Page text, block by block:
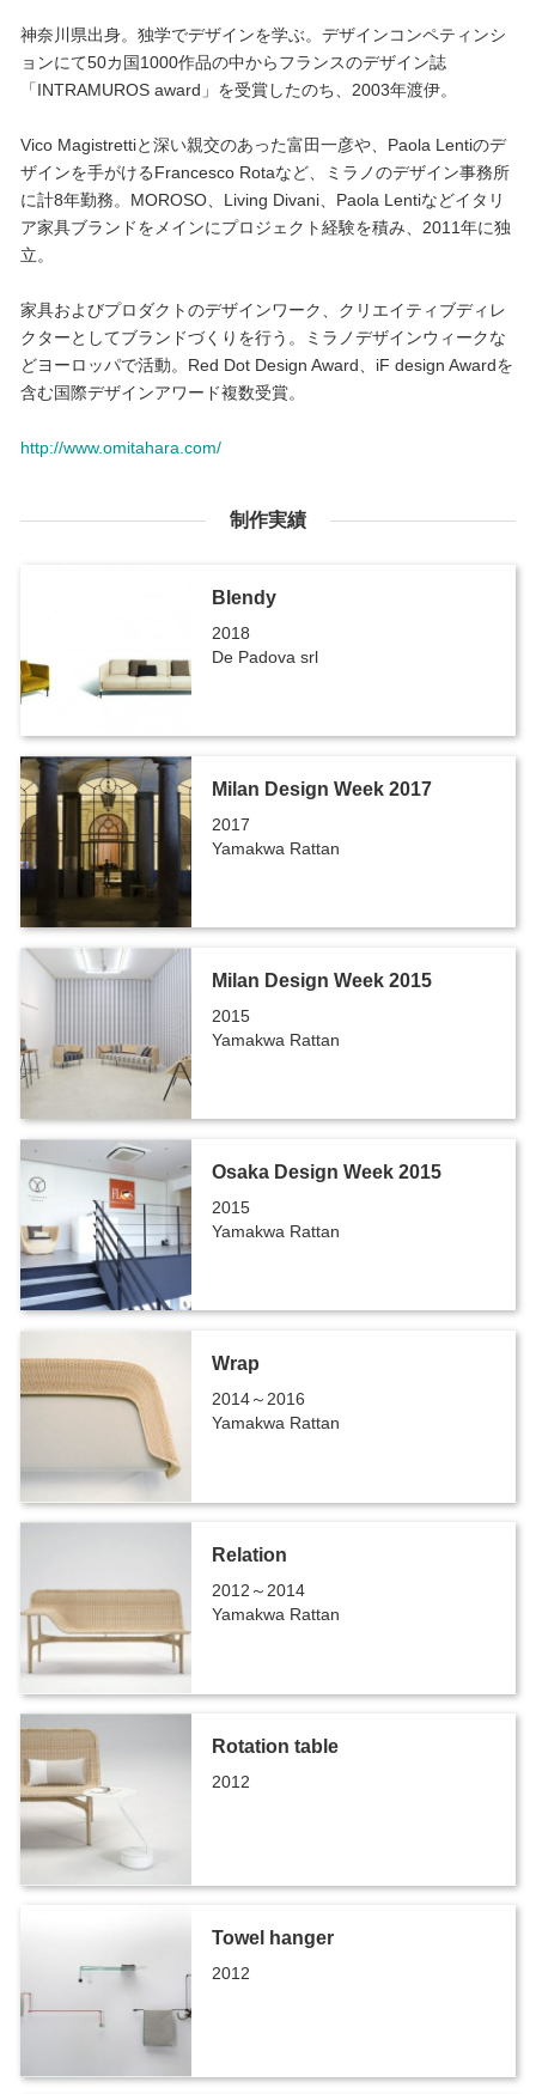
神奈川県出身。独学でデザインを学ぶ。デザインコンペティンシ
ョンにて50カ国1000作品の中からフランスのデザイン誌
「INTRAMUROS award」を受賞したのち、2003年渡伊。
Vico Magistrettiと深い親交のあった富田一彦や、Paola Lentiのデ
ザインを手がけるFrancesco Rotaなど、ミラノのデザイン事務所
に計8年勤務。MOROSO、Living Divani、Paola Lentiなどイタリ
ア家具ブランドをメインにプロジェクト経験を積み、2011年に独
立。
家具およびプロダクトのデザインワーク、クリエイティブディレ
クターとしてブランドづくりを行う。ミラノデザインウィークな
どヨーロッパで活動。Red Dot Design Award、iF design Awardを
含む国際デザインアワード複数受賞。
http://www.omitahara.com/
制作実績
Blendy
2018
De Padova srl
Milan Design Week 2017
2017
Yamakwa Rattan
Milan Design Week 2015
2015
Yamakwa Rattan
Osaka Design Week 2015
2015
Yamakwa Rattan
Wrap
2014～2016
Yamakwa Rattan
Relation
2012～2014
Yamakwa Rattan
Rotation table
2012
Towel hanger
2012